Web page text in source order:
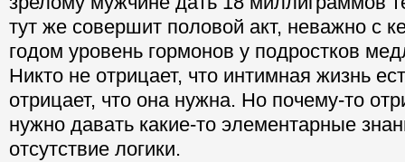
тут же совершит половой акт, неважно с
годом уровень гормонов у подростков
Никто не отрицает, что интимная жизнь
отрицает, что она нужна. Но почему-то
нужно давать какие-то элементарные
отсутствие логики.